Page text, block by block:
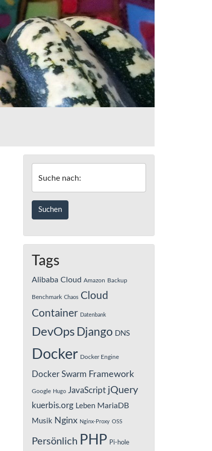
Suche nach:
Tags
Alibaba Cloud Amazon Backup
Benchmark Chaos Cloud
Container Datenbank
DevOps Django DNS
Docker Docker Engine
Docker Swarm Framework
Google Hugo JavaScript jQuery
kuerbis.org Leben MariaDB
Musik Nginx Nginx-Proxy OSS
Persönlich PHP Pi-hole